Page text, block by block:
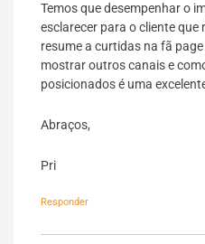
Temos que desempenhar o
esclarecer para o cliente
resume a curtidas na fã
mostrar outros canais e
posicionados é uma
Abraços,
Pri
Responder